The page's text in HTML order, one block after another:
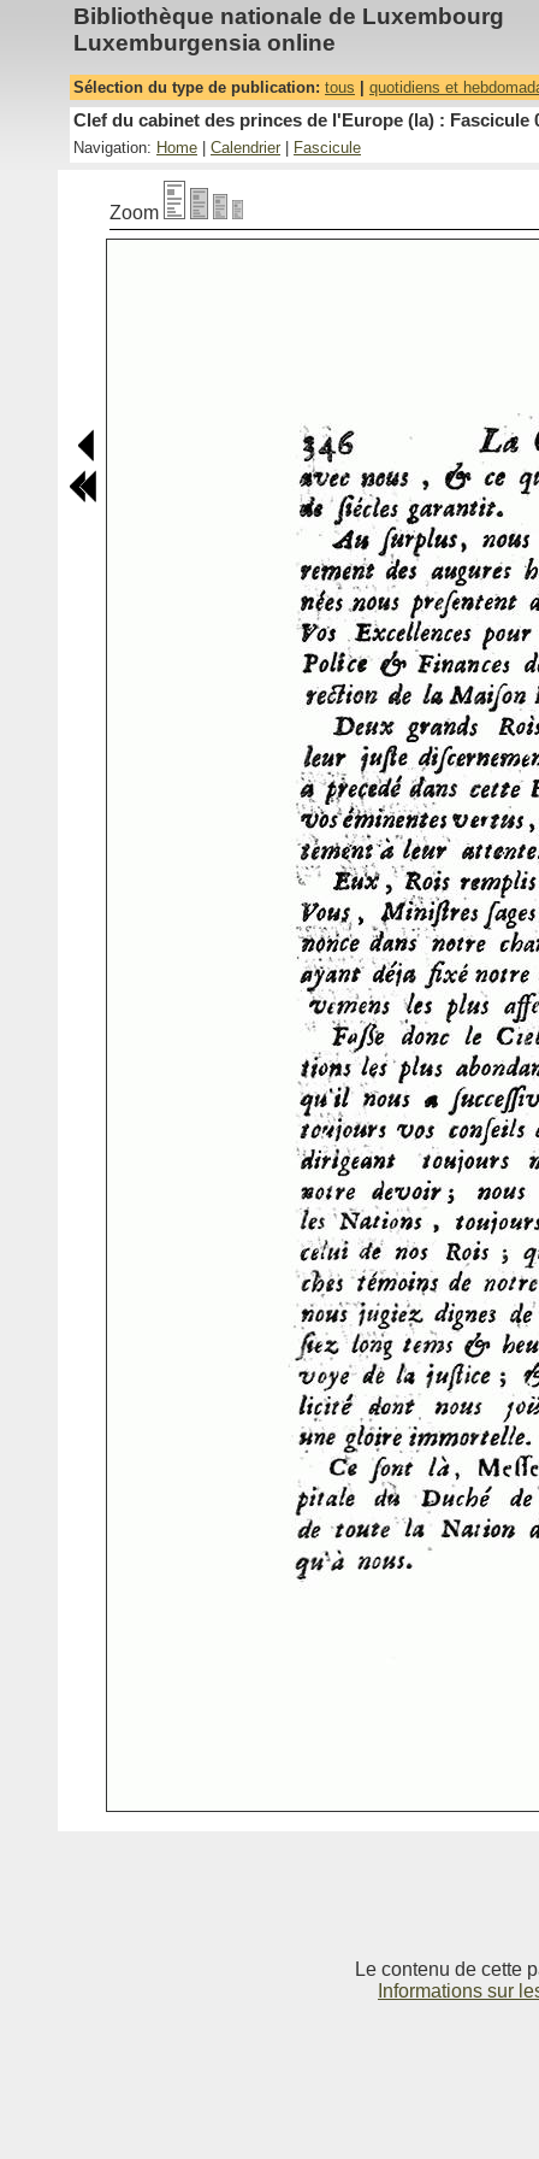
Bibliothèque nationale de Luxembourg
Luxemburgensia online
Sélection du type de publication: tous quotidiens et
Clef du cabinet des princes de l'Europe (la) : Fascicule
Navigation: Home Calendrier Fascicule
Zoom
Le contenu de cette
Informations sur